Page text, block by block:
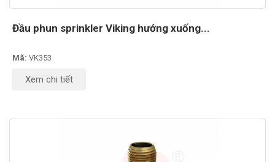
Đầu phun sprinkler Viking hướng xuống...
Mã: VK353
Xem chi tiết